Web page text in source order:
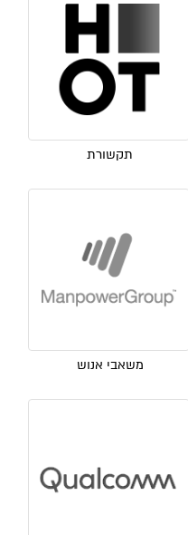
תקשורת
משאבי אנוש